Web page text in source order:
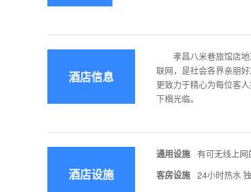
酒店信息
孝昌八米巷旅馆店地
联网，是社会各界亲朋
更致力于精心为每位客
下榻光临。
酒店设施
通用设施 有可无线上网
客房设施 24小时热水